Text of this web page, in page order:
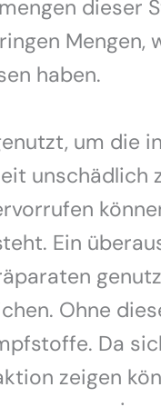
dieser
Mengen,
haben.
um die
unschädlich
Ein
Ohne
Da
zeigen